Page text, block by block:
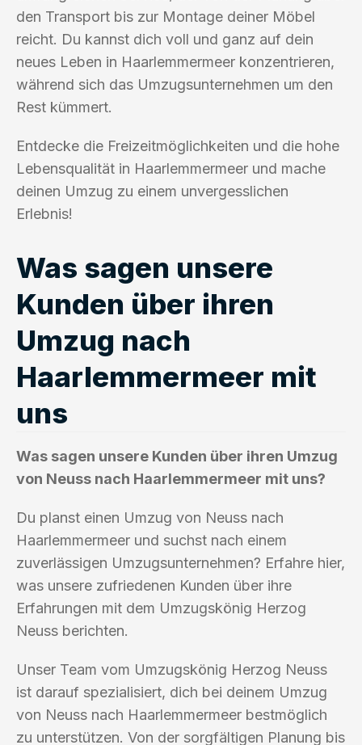
den Transport bis zur Montage deiner Möbel
reicht. Du kannst dich voll und ganz auf dein
neues Leben in Haarlemmermeer konzentrieren,
während sich das Umzugsunternehmen um den
Rest kümmert.
Entdecke die Freizeitmöglichkeiten und die hohe
Lebensqualität in Haarlemmermeer und mache
deinen Umzug zu einem unvergesslichen
Erlebnis!
Was sagen unsere
Kunden über ihren
Umzug nach
Haarlemmermeer mit
uns
Was sagen unsere Kunden über ihren Umzug
von Neuss nach Haarlemmermeer mit uns?
Du planst einen Umzug von Neuss nach
Haarlemmermeer und suchst nach einem
zuverlässigen Umzugsunternehmen? Erfahre hier,
was unsere zufriedenen Kunden über ihre
Erfahrungen mit dem Umzugskönig Herzog
Neuss berichten.
Unser Team vom Umzugskönig Herzog Neuss
ist darauf spezialisiert, dich bei deinem Umzug
von Neuss nach Haarlemmermeer bestmöglich
zu unterstützen. Von der sorgfältigen Planung bis